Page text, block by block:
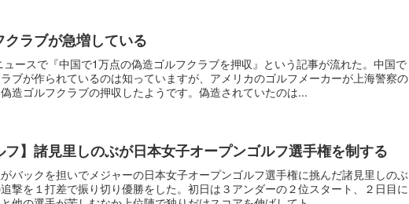
クラブが急増している
ースで『中国で1万点の偽造ゴルフクラブを押収』という記事が流れた。中国で
ブが作られているのは知っていますが、アメリカのゴルフメーカーが上海警察の
造ゴルフクラブの押収したようです。偽造されていたのは...
フ】諸見里しのぶが日本女子オープンゴルフ選手権を制する
バックを担いでメジャーの日本女子オープンゴルフ選手権に挑んだ諸見里しのぶ
撃を１打差で振り切り優勝をした。初日は３アンダーの２位スタート、２日目に